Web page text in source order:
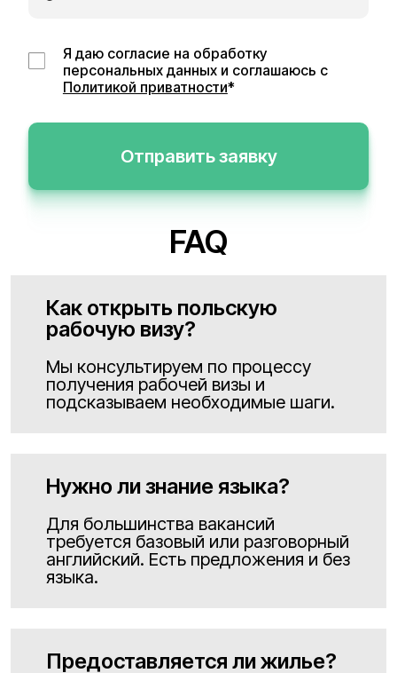
Я даю согласие на обработку
персональных данных и соглашаюсь с
Политикой приватности*
Отправить заявку
FAQ
Как открыть польскую
рабочую визу?
Мы консультируем по процессу
получения рабочей визы и
подсказываем необходимые шаги.
Нужно ли знание языка?
Для большинства вакансий
требуется базовый или разговорный
английский. Есть предложения и без
языка.
Предоставляется ли жилье?